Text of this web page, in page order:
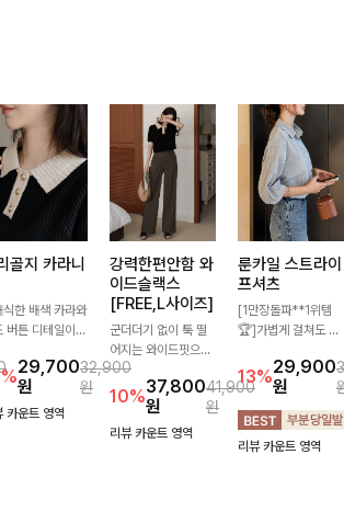
골지 카라니
식한 배색 카라와
버튼 디테일이
니트입니다. 세
지 짜임이 슬림
루엣을 연출해
29,700
원
32,900
원
카운트 영역
강력한편안함 와
이드슬랙스
[FREE,L사이즈]
군더더기 없이 툭 떨
어지는 와이드핏으로
세련된 실루엣을 완성
해주는 슬랙스입니다.
깔끔한 디자인과 롱한
기장감으로 다리가 길
10%37,800
원
41,900
원
리뷰 카운트 영역
룬카일 스트라이
프셔츠
[1만장돌파**1위템
🏆]가볍게 걸쳐도 살
감, 여름에 딱 맞는 코
튼 셔츠❤️ 여유 있는
핏과 스트라이프 패
턴, 자연스러운 실루
엣으로 데일리 코디에
13%29,900
원
리뷰 카운트 영역